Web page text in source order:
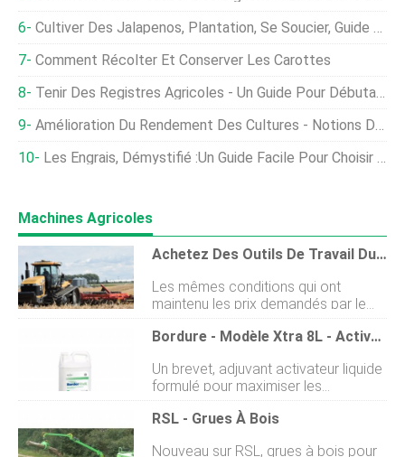
Cultiver Des Jalapenos, Plantation, Se Soucier, Guide De Récolte
Comment Récolter Et Conserver Les Carottes
Tenir Des Registres Agricoles - Un Guide Pour Débutants
Amélioration Du Rendement Des Cultures - Notions De Base, Des Astuces, Et Des Idées
Les Engrais, Démystifié :un Guide Facile Pour Choisir Le Bon Engrais Végétal
Machines Agricoles
Achetez Des Outils De Travail Du Sol Peu Utilisés À Des Prix Très Utilisés
Les mêmes conditions qui ont
maintenu les prix demandés par le
concessionnaire et les offres
denchères supprimées pour le
moissonneuses-batteuses de grande
puissance jouent également en votre
faveur si vous avez jeté un œil aux
équipements de travail du sol
dautomne de modèle récent. Stocks
Bordure - Modèle Xtra 8L - Activateur Et Retardateur De Dérive
Un brevet, adjuvant activateur liquide
formulé pour maximiser les
performances de protection des
cultures sur une plus large gamme
RSL - Grues À Bois
Nouveau sur RSL, grues à bois pour